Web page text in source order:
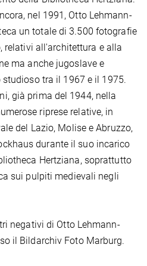
nel 1991, Otto Lehmann-
un totale di 3.500 fotografie
relativi all'architettura e alla
ma anche jugoslave e
tra il 1967 e il 1975.
già prima del 1944, nella
riprese relative, in
del Lazio, Molise e Abruzzo,
durante il suo incarico
Hertziana, soprattutto
sui pulpiti medievali negli
negativi di Otto Lehmann-
il Bildarchiv Foto Marburg.